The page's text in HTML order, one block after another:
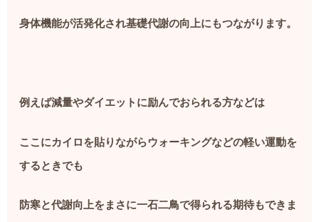
身体機能が活発化され基礎代謝の向上にもつながります。
例えば減量やダイエットに励んでおられる方などは
ここにカイロを貼りながらウォーキングなどの軽い運動を
するときでも
防寒と代謝向上をまさに一石二鳥で得られる期待もできま